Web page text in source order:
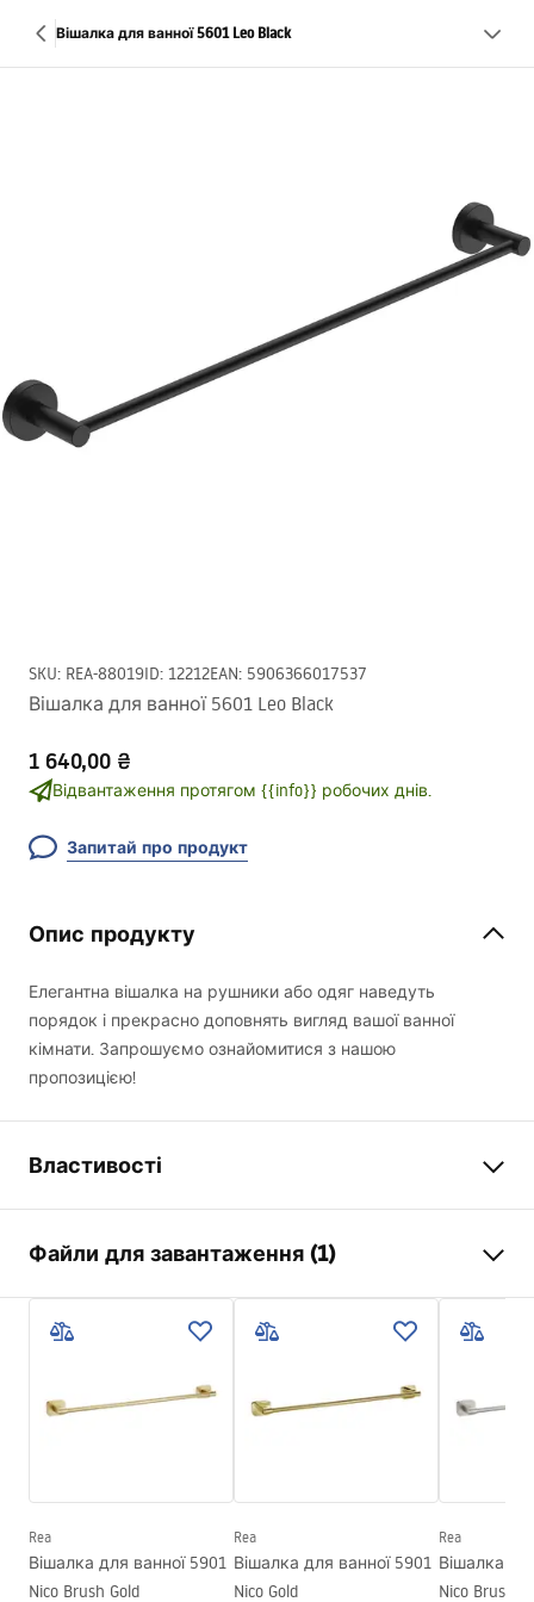
Вішалка для ванної 5601 Leo Black
SKU: REA-88019ID: 12212EAN: 5906366017537
Вішалка для ванної 5601 Leo Black
1 640,00 ₴
Відвантаження протягом {{info}} робочих днів.
Запитай про продукт
Опис продукту
Елегантна вішалка на рушники або одяг наведуть
порядок і прекрасно доповнять вигляд вашої ванної
кімнати. Запрошуємо ознайомитися з нашою
пропозицією!
Властивості
Матеріал
Метал
Спосіб монтажу
Прикручуваний
Ширина
630
Глибина
70
Файли для завантаження (1)
Умови гарантії
Rea
Вішалка для ванної 5901
Nico Brush Gold
Rea
Вішалка для ванної 5901
Nico Gold
Rea
Вішалка
Nico Brush